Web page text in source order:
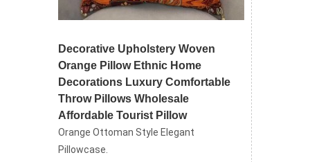
Decorative Upholstery Woven
Orange Pillow Ethnic Home
Decorations Luxury Comfortable
Throw Pillows Wholesale
Affordable Tourist Pillow
Orange Ottoman Style Elegant
Pillowcase.